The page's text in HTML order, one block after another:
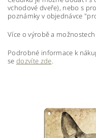
vchodové dveře), nebo s
poznámky v objednávce
Více o výrobě a
Podrobné informace k
se dozvíte zde.